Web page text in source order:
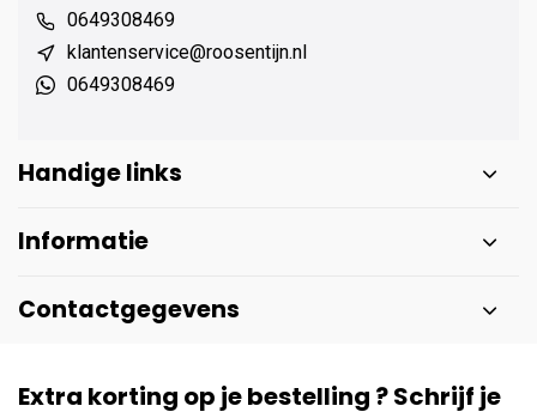
0649308469
klantenservice@roosentijn.nl
0649308469
Handige links
Informatie
Contactgegevens
Extra korting op je bestelling ? Schrijf je